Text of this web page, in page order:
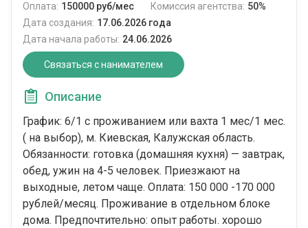
Оплата: 150000 руб/мес Комиссия агентства: 50%
Дата создания: 17.06.2026 года
Дата начала работы: 24.06.2026
Связаться с нанимателем
Описание
График: 6/1 с проживанием или вахта 1 мес/1 мес.
( на выбор), м. Киевская, Калужская область.
Oбязaннocти: готовка (домашняя кухня) — завтрак,
обед, ужин на 4-5 человек. Приезжают на
выходные, летом чаще. Оплата: 150 000 -170 000
рублей/месяц. Проживание в отдельном блоке
дома. Предпочтительно: опыт работы. хорошо